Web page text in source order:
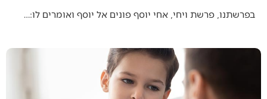
בפרשתנו, פרשת ויחי, אחי יוסף פונים אל יוסף ואומרים לו:…